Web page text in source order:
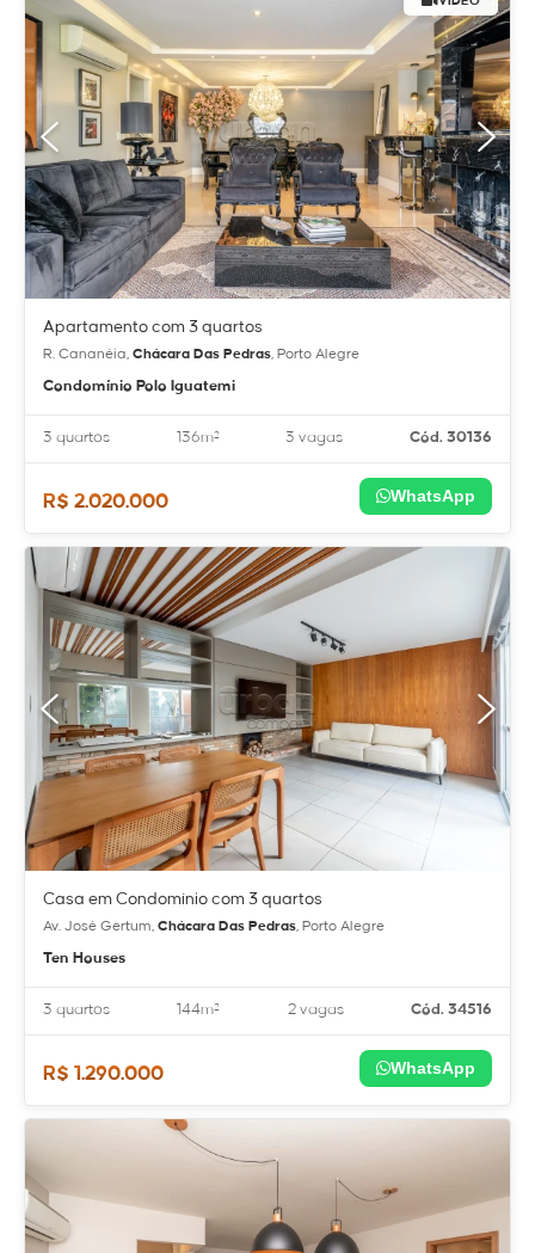
Apartamento com 3 quartos
R. Cananéia, Chácara Das Pedras, Porto Alegre
Condomínio Polo Iguatemi
3 quartos 136m² 3 vagas Cód. 30136
R$ 2.020.000 WhatsApp
Casa em Condomínio com 3 quartos
Av. José Gertum, Chácara Das Pedras, Porto Alegre
Ten Houses
3 quartos 144m² 2 vagas Cód. 34516
R$ 1.290.000 WhatsApp